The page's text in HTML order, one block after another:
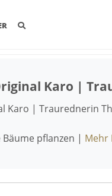
Karo |
Karo | Traurednerin
pflanzen | Mehr